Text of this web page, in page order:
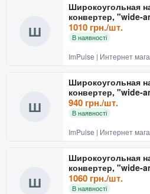
Ш
Широкоугольная
конвертер, "wide-
0.45x
1010 грн./шт.
В наявності
ImPulse | Интернет
Ш
Широкоугольная
конвертер, "wide-
0.45x
940 грн./шт.
В наявності
ImPulse | Интернет
Ш
Широкоугольная
конвертер, "wide-
0.45x
1060 грн./шт.
В наявності